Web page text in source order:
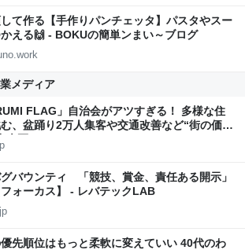
て作る【手作りパンチェッタ】パスタやスー
える🙌 - BOKUの簡単ンまい～ブログ
メディア
FLAG」自治会がアツすぎる！ 多様な住
、盆踊り2万人集客や交通改善など“街の価値
区
バウンティ 「競技、賞金、責任ある開示」
ォーカス】 - レバテックLAB
先順位はもっと柔軟に変えていい 40代のわ